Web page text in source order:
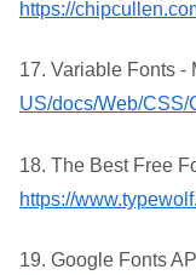
https://
17. Variable Fonts -
US/docs/Web/
18. The Best Free
https://
19. Google Fonts